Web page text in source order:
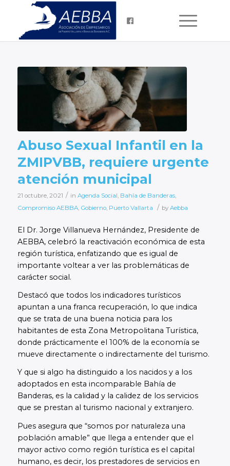
Abuso Sexual Infantil en la
ZMIPVBB, requiere urgente
atención municipal
21 octubre, 2021 / in Agenda Social Bahía de Banderas,
Compromiso AEBBA, Gobierno, Puerto Vallarta / by Aebba
El Dr. Jorge Villanueva Hernández, Presidente de
AEBBA, celebró la reactivación económica de esta
región turística, enfatizando que es igual de
importante voltear a ver las problemáticas de
carácter social.
Destacó que todos los indicadores turísticos
apuntan a una franca recuperación, lo que indica
que se trata de una buena noticia para los
habitantes de esta Zona Metropolitana Turística,
donde prácticamente el 100% de la economía se
mueve directamente o indirectamente del turismo.
Y que si algo ha distinguido a los nacidos y a los
adoptados en esta incomparable Bahía de
Banderas, es la calidad y la calidez de los servicios
que se prestan al turismo nacional y extranjero.
Pues asegura que “somos por naturaleza una
población amable” que llega a entender que el
mayor activo como región turística es el capital
humano, es decir, los prestadores de servicios en